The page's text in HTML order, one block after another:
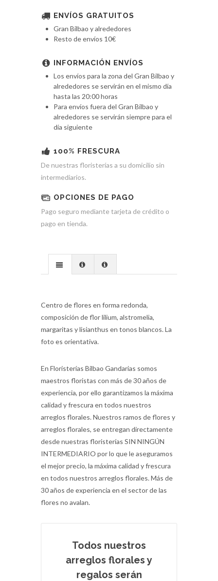
ENVÍOS GRATUITOS
Gran Bilbao y alrededores
Resto de envíos 10€
INFORMACIÓN ENVÍOS
Los envíos para la zona del Gran Bilbao y
alrededores se servirán en el mismo día
hasta las 20:00 horas
Para envíos fuera del Gran Bilbao y
alrededores se servirán siempre para el
día siguiente
100% FRESCURA
De nuestras floristerías a su domicilio sin
intermediarios.
OPCIONES DE PAGO
Pago seguro mediante tarjeta de crédito o
pago en tienda.
Centro de flores en forma redonda,
composición de flor lilium, alstromelia,
margaritas y lisianthus en tonos blancos. La
foto es orientativa.
En Floristerías Bilbao Gandarias somos
maestros floristas con más de 30 años de
experiencia, por ello garantizamos la máxima
calidad y frescura en todos nuestros
arreglos florales. Nuestros ramos de flores y
arreglos florales, se entregan directamente
desde nuestras floristerías SIN NINGÚN
INTERMEDIARIO por lo que le aseguramos
el mejor precio, la máxima calidad y frescura
en todos nuestros arreglos florales. Más de
30 años de experiencia en el sector de las
flores no avalan.
Todos nuestros
arreglos florales y
regalos serán